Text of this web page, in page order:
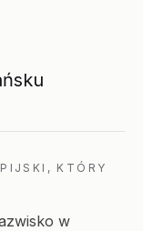
KTÓRY
w